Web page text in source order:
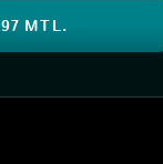
MTL.